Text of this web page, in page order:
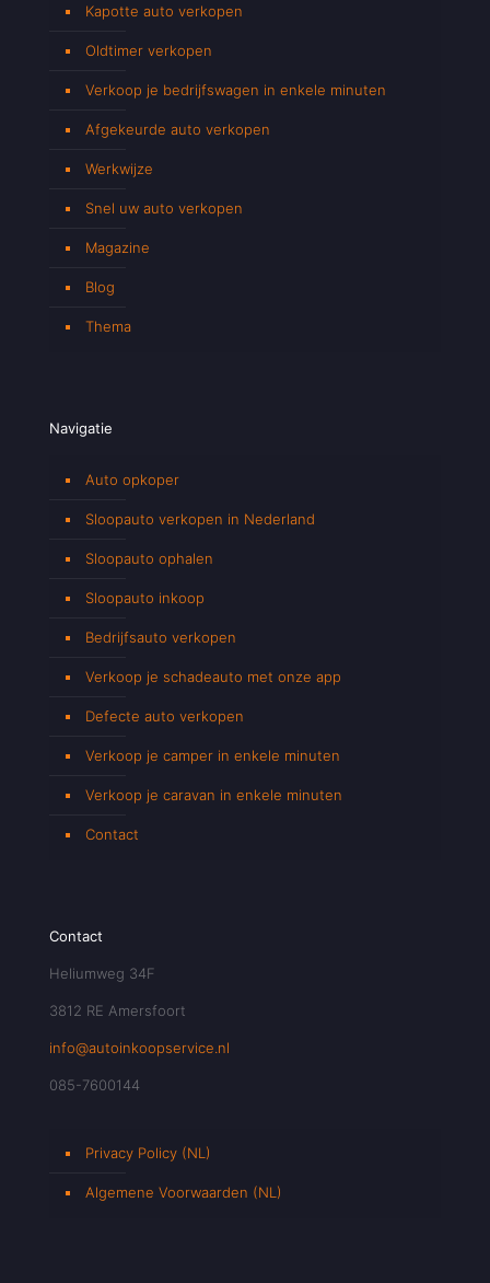
Kapotte auto verkopen
Oldtimer verkopen
Verkoop je bedrijfswagen in enkele minuten
Afgekeurde auto verkopen
Werkwijze
Snel uw auto verkopen
Magazine
Blog
Thema
Navigatie
Auto opkoper
Sloopauto verkopen in Nederland
Sloopauto ophalen
Sloopauto inkoop
Bedrijfsauto verkopen
Verkoop je schadeauto met onze app
Defecte auto verkopen
Verkoop je camper in enkele minuten
Verkoop je caravan in enkele minuten
Contact
Contact
Heliumweg 34F
3812 RE Amersfoort
info@autoinkoopservice.nl
085-7600144
Privacy Policy (NL)
Algemene Voorwaarden (NL)